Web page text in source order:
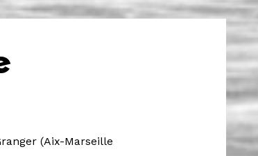
(Aix-Marseille